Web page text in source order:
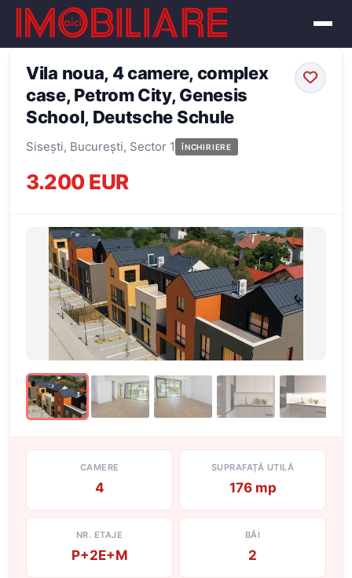
← Înapoi la oferte
Vila noua, 4 camere, complex
case, Petrom City, Genesis
School, Deutsche Schule
Sisești, București, Sector 1 ÎNCHIRIERE
3.200 EUR
CAMERE
4
SUPRAFAȚĂ UTILĂ
176 mp
NR. ETAJE
P+2E+M
BĂI
2